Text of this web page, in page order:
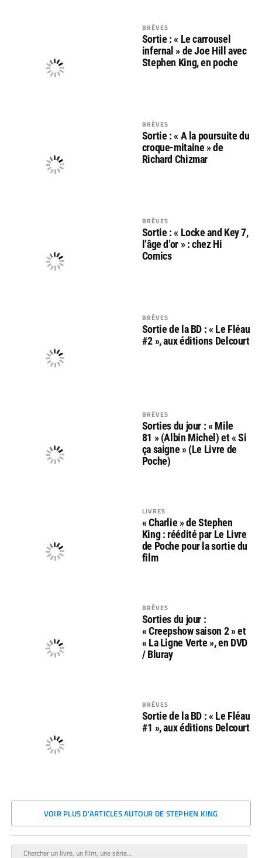
BRÈVES
Sortie : « Le carrousel
infernal » de Joe Hill avec
Stephen King, en poche
BRÈVES
Sortie : « A la poursuite du
croque-mitaine » de
Richard Chizmar
BRÈVES
Sortie : « Locke and Key 7,
l’âge d’or » : chez Hi
Comics
BRÈVES
Sortie de la BD : « Le Fléau
#2 », aux éditions Delcourt
BRÈVES
Sorties du jour : « Mile
81 » (Albin Michel) et « Si
ça saigne » (Le Livre de
Poche)
LIVRES
« Charlie » de Stephen
King : réédité par Le Livre
de Poche pour la sortie du
film
BRÈVES
Sorties du jour :
« Creepshow saison 2 » et
« La Ligne Verte », en DVD
/ Bluray
BRÈVES
Sortie de la BD : « Le Fléau
#1 », aux éditions Delcourt
VOIR PLUS D'ARTICLES AUTOUR DE STEPHEN KING